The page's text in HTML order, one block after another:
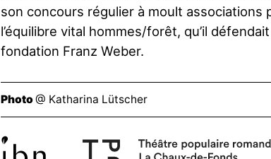
son concours régulier à moult associations
l’équilibre vital hommes/forêt, qu’il
fondation Franz Weber.
Photo@ Katharina Lütscher